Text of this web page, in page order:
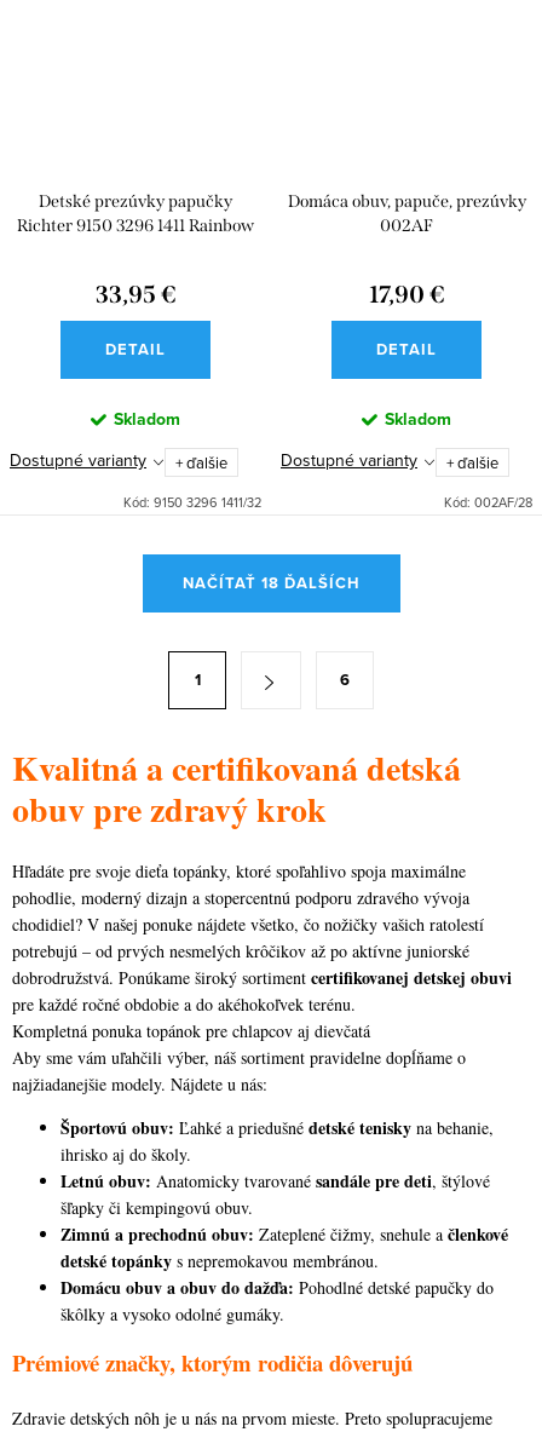
Detské prezúvky papučky
Richter 9150 3296 1411 Rainbow
33,95 €
DETAIL
Skladom
Dostupné varianty + ďalšie
Kód: 9150 3296 1411/32
Domáca obuv, papuče, prezúvky
002AF
17,90 €
DETAIL
Skladom
Dostupné varianty + ďalšie
Kód: 002AF/28
c
i
e
r
v
k
y
v
ý
p
NAČÍTAŤ 18 ĎALŠÍCH
á
k
o
v
a
n
i
e
1 6
Kvalitná a certifikovaná detská
obuv pre zdravý krok
Hľadáte pre svoje dieťa topánky, ktoré spoľahlivo spoja maximálne
pohodlie, moderný dizajn a stopercentnú podporu zdravého vývoja
chodidiel? V našej ponuke nájdete všetko, čo nožičky vašich ratolestí
potrebujú – od prvých nesmelých krôčikov až po aktívne juniorské
dobrodružstvá. Ponúkame široký sortiment certifikovanej detskej obuvi
pre každé ročné obdobie a do akéhokoľvek terénu.
Kompletná ponuka topánok pre chlapcov aj dievčatá
Aby sme vám uľahčili výber, náš sortiment pravidelne dopĺňame o
najžiadanejšie modely. Nájdete u nás:
Športovú obuv: Ľahké a priedušné detské tenisky na behanie,
ihrisko aj do školy.
Letnú obuv: Anatomicky tvarované sandále pre deti, štýlové
šľapky či kempingovú obuv.
Zimnú a prechodnú obuv: Zateplené čižmy, snehule a členkové
detské topánky s nepremokavou membránou.
Domácu obuv a obuv do dažďa: Pohodlné detské papučky do
škôlky a vysoko odolné gumáky.
Prémiové značky, ktorým rodičia dôverujú
Zdravie detských nôh je u nás na prvom mieste. Preto spolupracujeme